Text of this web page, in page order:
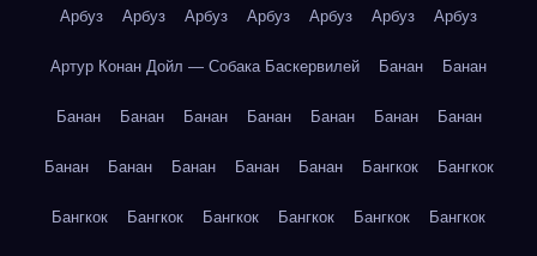
Арбуз Арбуз Арбуз Арбуз Арбуз Арбуз Арбуз
Артур Конан Дойл — Собака Баскервилей Банан Банан
Банан Банан Банан Банан Банан Банан Банан
Банан Банан Банан Банан Банан Бангкок Бангкок
Бангкок Бангкок Бангкок Бангкок Бангкок Бангкок